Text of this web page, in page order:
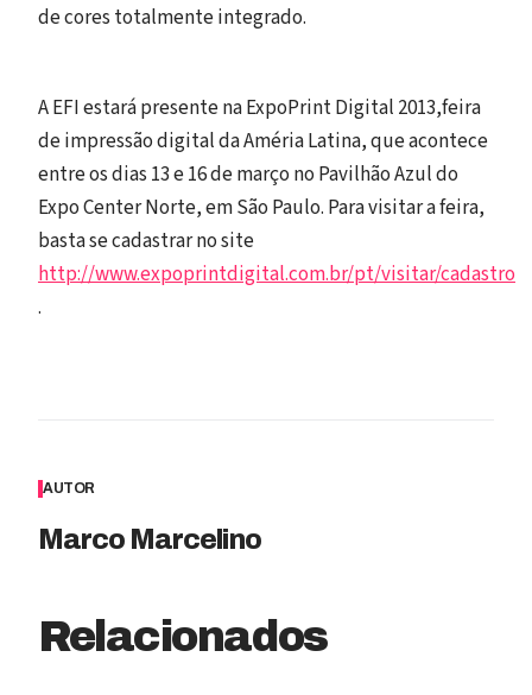
de cores totalmente integrado.
A EFI estará presente na ExpoPrint Digital 2013,feira
de impressão digital da Améria Latina, que acontece
entre os dias 13 e 16 de março no Pavilhão Azul do
Expo Center Norte, em São Paulo. Para visitar a feira,
basta se cadastrar no site
http://www.expoprintdigital.com.br/pt/visitar/cadastro
.
AUTOR
Marco Marcelino
Relacionados